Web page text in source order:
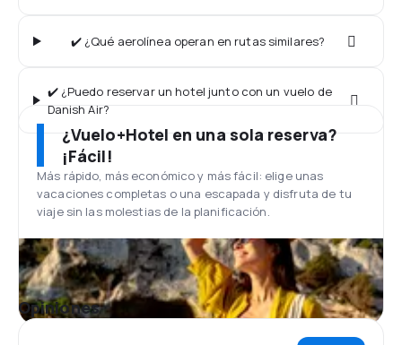
✔️ ¿Qué aerolínea operan en rutas similares?
✔️ ¿Puedo reservar un hotel junto con un vuelo de
Danish Air?
¿Vuelo+Hotel en una sola reserva?
¡Fácil!
Más rápido, más económico y más fácil: elige unas
vacaciones completas o una escapada y disfruta de tu
viaje sin las molestias de la planificación.
Opiniones